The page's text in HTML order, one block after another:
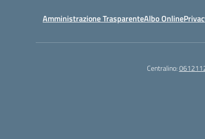
Amministrazione TrasparenteAlbo Online
Centralino: